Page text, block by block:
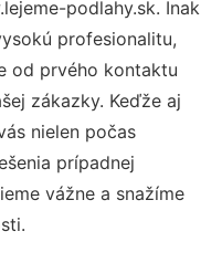
podlahy.sk. Inak
profesionalitu,
od prvého kontaktu
zákazky. Keďže aj
nielen počas
prípadnej
vážne a snažíme